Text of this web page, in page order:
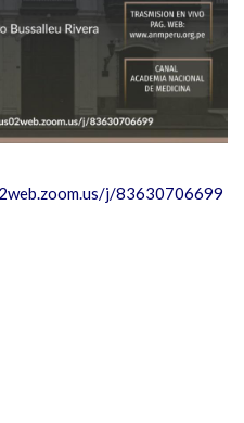
j/83630706699